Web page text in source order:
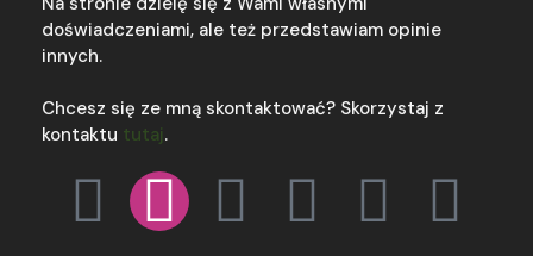
doświadczeniami, ale też przedstawiam opinie
innych.
Chcesz się ze mną skontaktować? Skorzystaj z
kontaktu tutaj.